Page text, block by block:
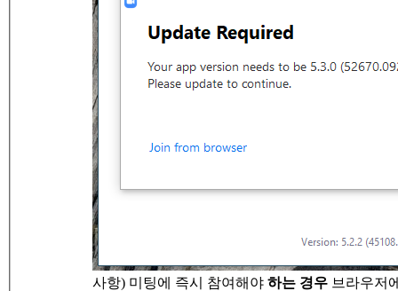
사항) 미팅에 즉시 참여해야 하는 경우 브라우저